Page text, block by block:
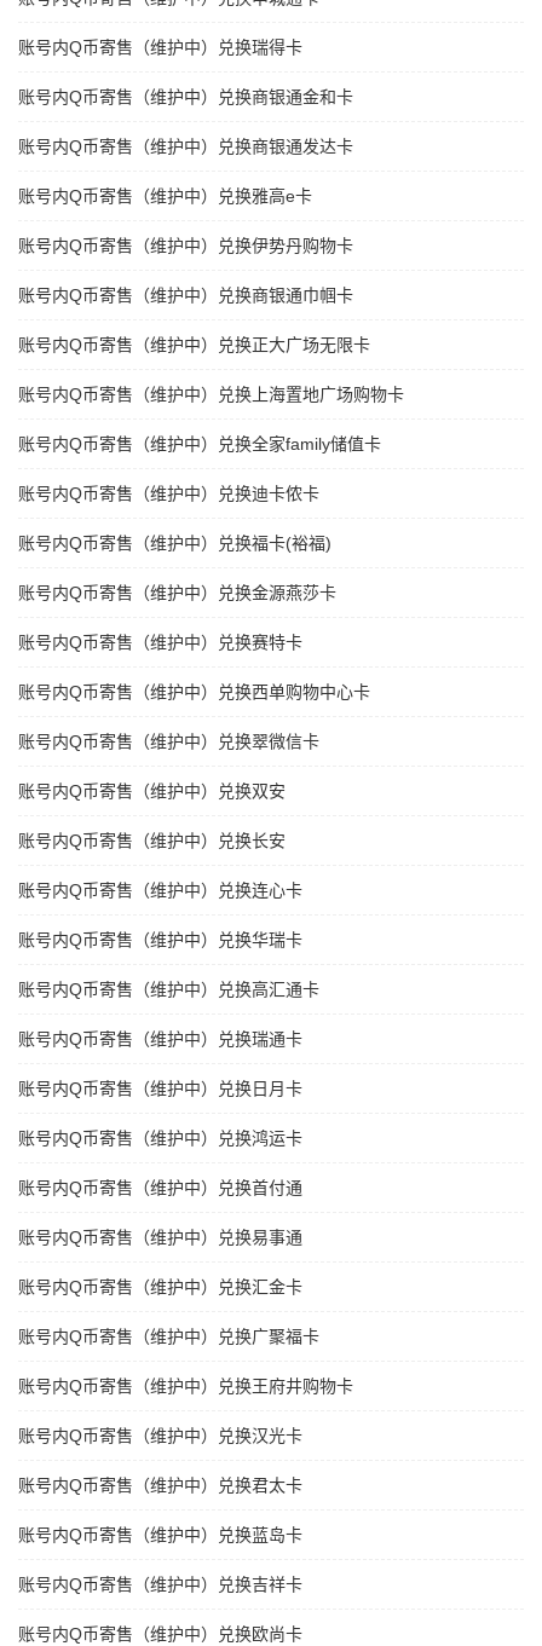
账号内Q币寄售（维护中）兑换瑞得卡
账号内Q币寄售（维护中）兑换商银通金和卡
账号内Q币寄售（维护中）兑换商银通发达卡
账号内Q币寄售（维护中）兑换雅高e卡
账号内Q币寄售（维护中）兑换伊势丹购物卡
账号内Q币寄售（维护中）兑换商银通巾帼卡
账号内Q币寄售（维护中）兑换正大广场无限卡
账号内Q币寄售（维护中）兑换上海置地广场购物卡
账号内Q币寄售（维护中）兑换全家family储值卡
账号内Q币寄售（维护中）兑换迪卡侬卡
账号内Q币寄售（维护中）兑换福卡(裕福)
账号内Q币寄售（维护中）兑换金源燕莎卡
账号内Q币寄售（维护中）兑换赛特卡
账号内Q币寄售（维护中）兑换西单购物中心卡
账号内Q币寄售（维护中）兑换翠微信卡
账号内Q币寄售（维护中）兑换双安
账号内Q币寄售（维护中）兑换长安
账号内Q币寄售（维护中）兑换连心卡
账号内Q币寄售（维护中）兑换华瑞卡
账号内Q币寄售（维护中）兑换高汇通卡
账号内Q币寄售（维护中）兑换瑞通卡
账号内Q币寄售（维护中）兑换日月卡
账号内Q币寄售（维护中）兑换鸿运卡
账号内Q币寄售（维护中）兑换首付通
账号内Q币寄售（维护中）兑换易事通
账号内Q币寄售（维护中）兑换汇金卡
账号内Q币寄售（维护中）兑换广聚福卡
账号内Q币寄售（维护中）兑换王府井购物卡
账号内Q币寄售（维护中）兑换汉光卡
账号内Q币寄售（维护中）兑换君太卡
账号内Q币寄售（维护中）兑换蓝岛卡
账号内Q币寄售（维护中）兑换吉祥卡
账号内Q币寄售（维护中）兑换欧尚卡